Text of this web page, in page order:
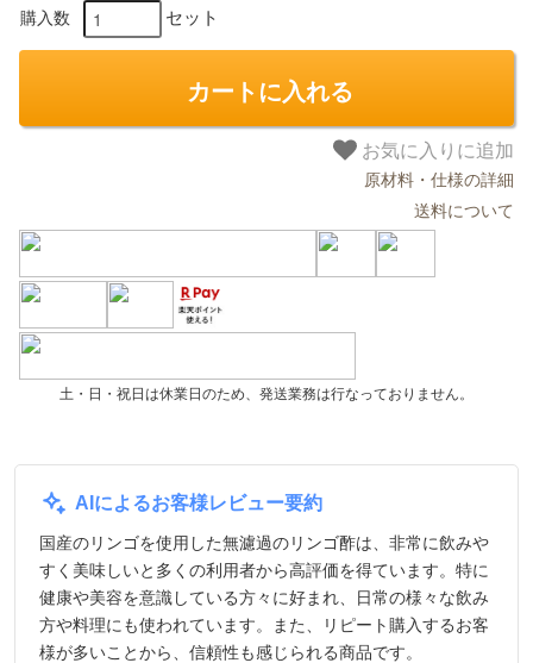
購入数 セット
カートに入れる
お気に入りに追加
原材料・仕様の詳細
送料について
土・日・祝日は休業日のため、発送業務は行なっておりません。
AIによるお客様レビュー要約
国産のリンゴを使用した無濾過のリンゴ酢は、非常に飲みや
すく美味しいと多くの利用者から高評価を得ています。特に
健康や美容を意識している方々に好まれ、日常の様々な飲み
方や料理にも使われています。また、リピート購入するお客
様が多いことから、信頼性も感じられる商品です。